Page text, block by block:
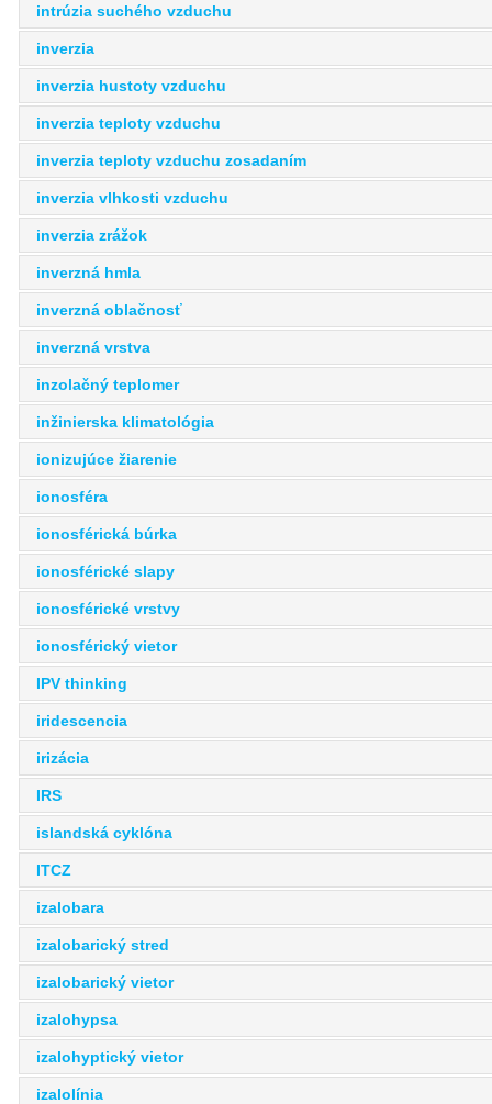
intrúzia suchého vzduchu
inverzia
inverzia hustoty vzduchu
inverzia teploty vzduchu
inverzia teploty vzduchu zosadaním
inverzia vlhkosti vzduchu
inverzia zrážok
inverzná hmla
inverzná oblačnosť
inverzná vrstva
inzolačný teplomer
inžinierska klimatológia
ionizujúce žiarenie
ionosféra
ionosférická búrka
ionosférické slapy
ionosférické vrstvy
ionosférický vietor
IPV thinking
iridescencia
irizácia
IRS
islandská cyklóna
ITCZ
izalobara
izalobarický stred
izalobarický vietor
izalohypsa
izalohyptický vietor
izalolínia